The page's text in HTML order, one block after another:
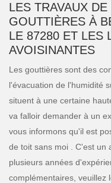
LES TRAVAUX
GOUTTIÈRES À
LE 87280 ET LES
AVOISINANTES
Les gouttières sont des
l'évacuation de l'humidité
situent à une certaine
va falloir demander à un
vous informons qu'il est
de toit sans moi . C'est un
plusieurs années
complémentaires, veuillez